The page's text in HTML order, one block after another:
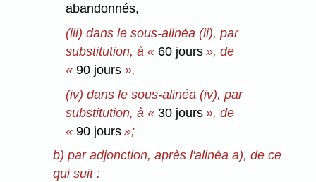
abandonnés,
(iii) dans le sous-alinéa (ii), par
substitution, à « 60 jours», de
« 90 jours »,
(iv) dans le sous-alinéa (iv), par
substitution, à «30 jours», de
« 90 jours»;
b) par adjonction, après l'alinéa a), de ce
qui suit :